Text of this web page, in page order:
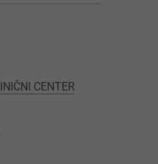
CENTER